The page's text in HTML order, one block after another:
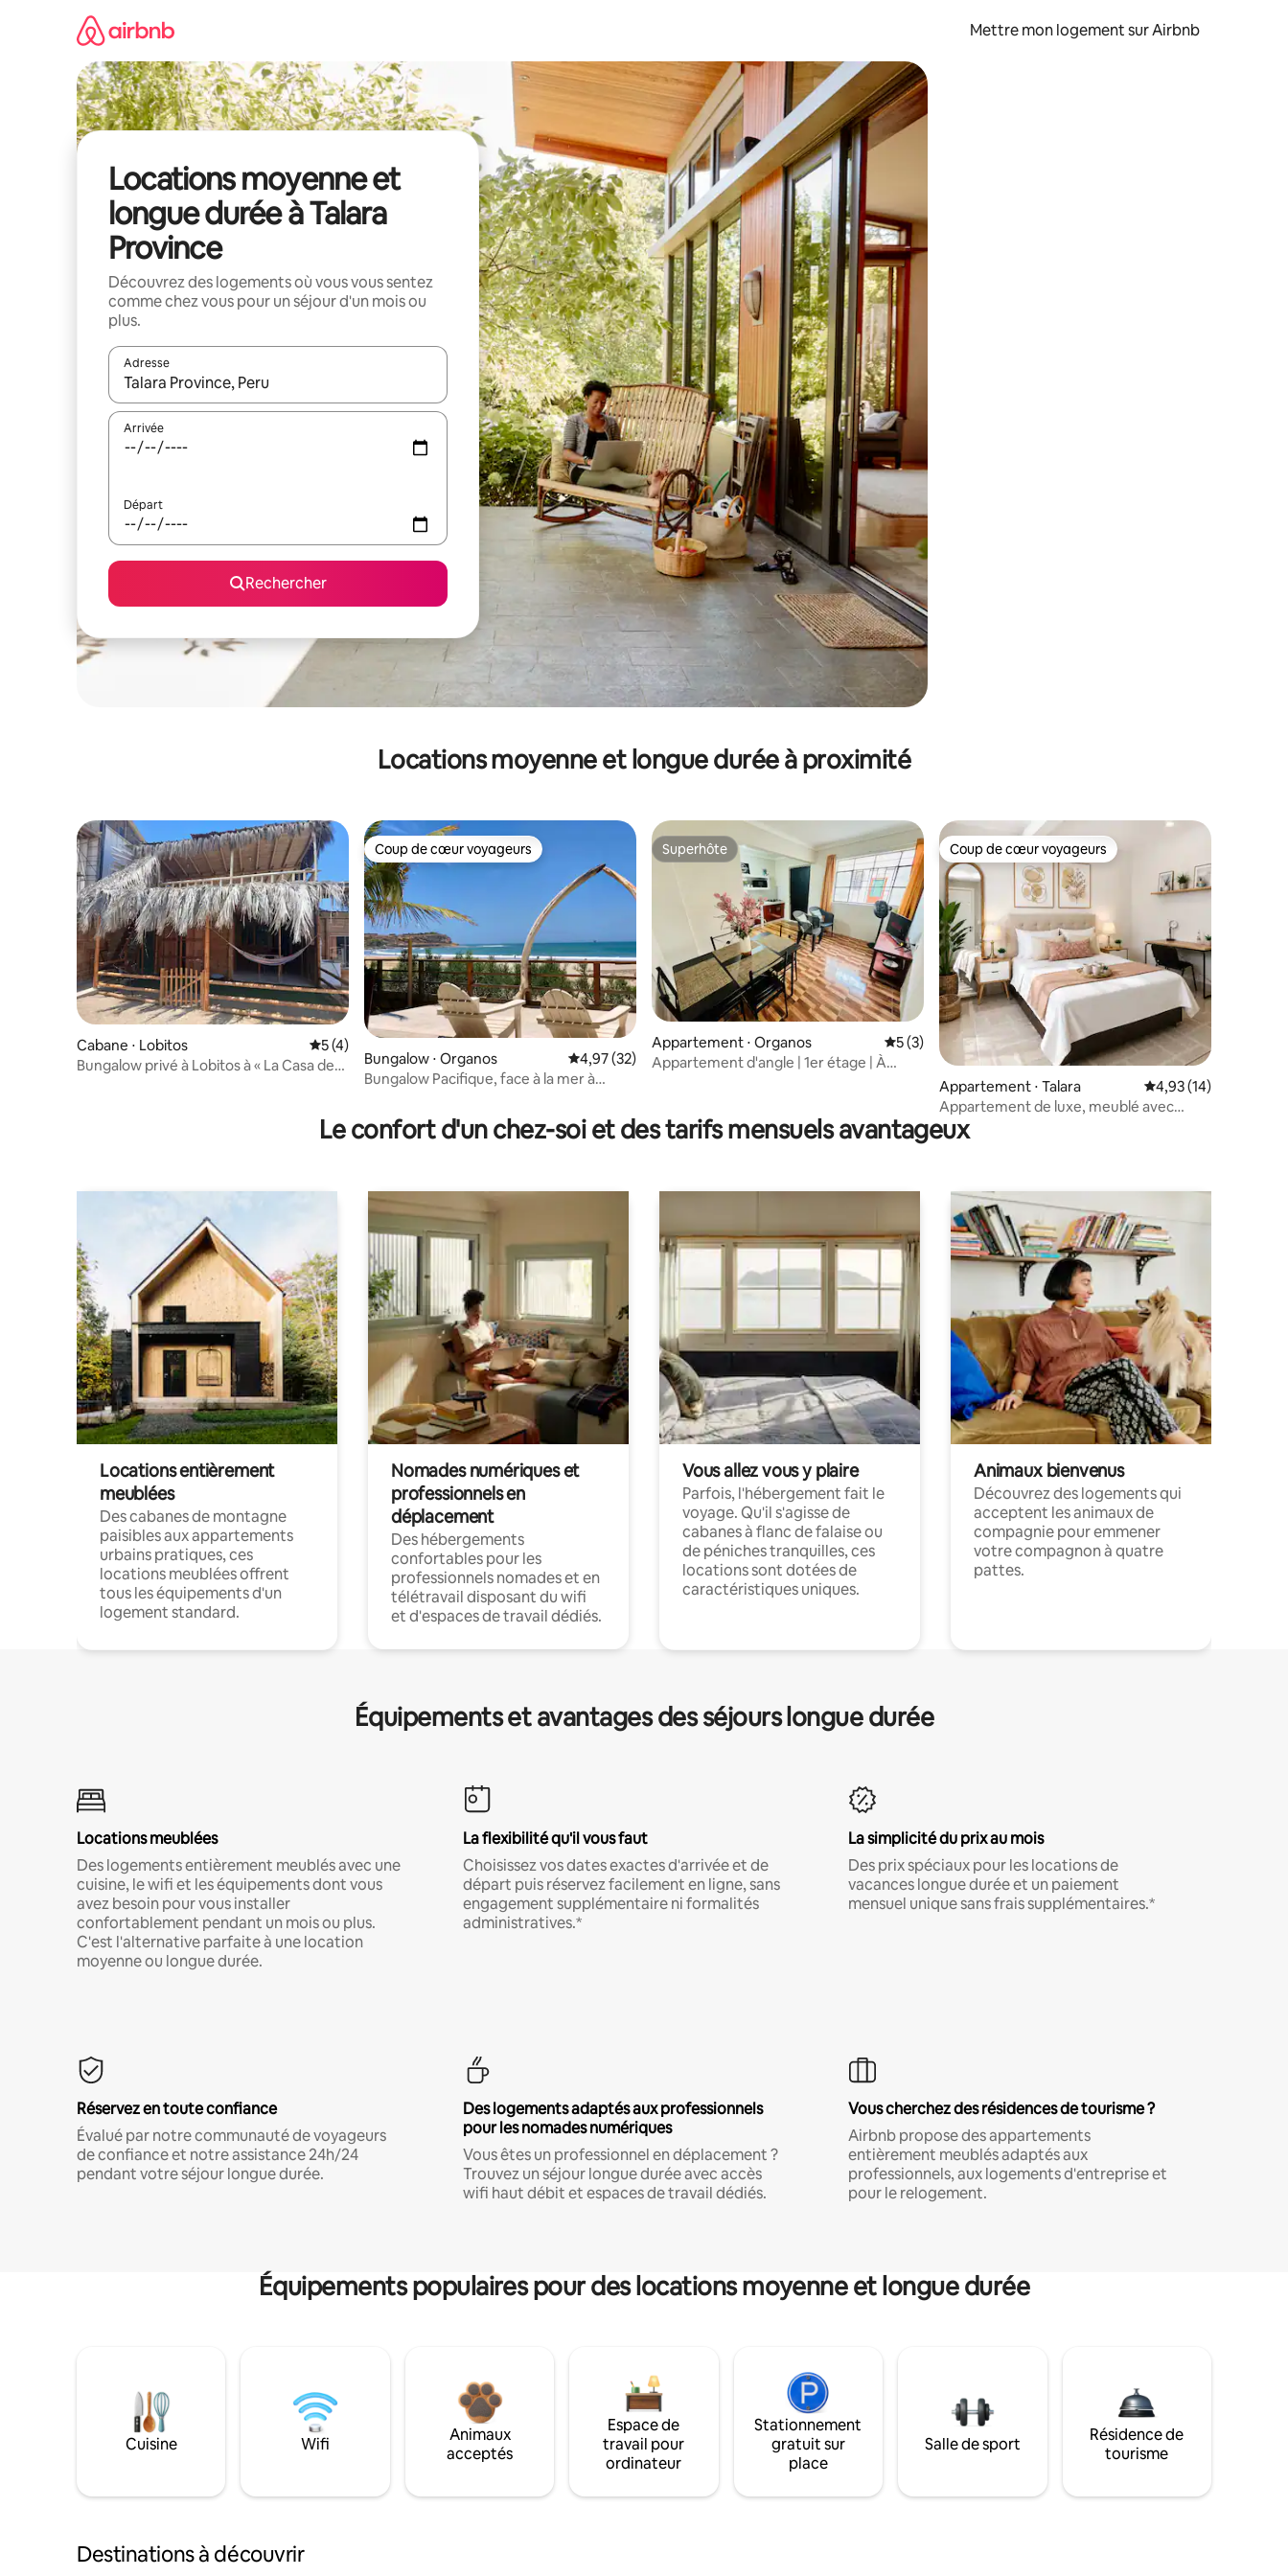
Mettre mon logement sur Airbnb
Locations moyenne et
longue durée à Talara
Province
Découvrez des logements où vous vous sentez
comme chez vous pour un séjour d'un mois ou
plus.
Adresse
Lorsque les résultats s'affichent, utilisez les flèches vers le haut et vers le bas pour les parcourir ou en appuyant et en faisant glisser.
Arrivée
Départ
Rechercher
Locations moyenne et longue durée à proximité
Cabane ⋅ Lobitos Évaluation moyenne sur la base de 4 commentaires : 5 sur 5
5 (4)
Bungalow privé à Lobitos à « La Casa de
Coup de cœur voyageurs
Coup de cœur voyageurs
Bungalow ⋅ Organos Évaluation moyenne sur la base de 32 commentaires : 4,97 sur 5
4,97 (32)
Bungalow Pacifique, face à la mer à
Superhôte
Superhôte
Appartement ⋅ Organos Évaluation moyenne sur la base de 3 commentaires : 5 sur 5
5 (3)
Appartement d'angle | 1er étage | À
Coup de cœur voyageurs
Coup de cœur voyageurs
Appartement ⋅ Talara Évaluation moyenne
4,93 (14)
Appartement de luxe, meublé avec
services inclus
Le confort d'un chez-soi et des tarifs mensuels avantageux
Locations entièrement
meublées
Des cabanes de montagne
paisibles aux appartements
urbains pratiques, ces
locations meublées offrent
tous les équipements d'un
logement standard.
Nomades numériques et
professionnels en
déplacement
Des hébergements
confortables pour les
professionnels nomades et en
télétravail disposant du wifi
et d'espaces de travail dédiés.
Vous allez vous y plaire
Parfois, l'hébergement fait le
voyage. Qu'il s'agisse de
cabanes à flanc de falaise ou
de péniches tranquilles, ces
locations sont dotées de
caractéristiques uniques.
Animaux bienvenus
Découvrez des logements qui
acceptent les animaux de
compagnie pour emmener
votre compagnon à quatre
pattes.
Équipements et avantages des séjours longue durée
Locations meublées
Des logements entièrement meublés avec une
cuisine, le wifi et les équipements dont vous
avez besoin pour vous installer
confortablement pendant un mois ou plus.
C'est l'alternative parfaite à une location
moyenne ou longue durée.
La flexibilité qu'il vous faut
Choisissez vos dates exactes d'arrivée et de
départ puis réservez facilement en ligne, sans
engagement supplémentaire ni formalités
administratives.*
La simplicité du prix au mois
Des prix spéciaux pour les locations de
vacances longue durée et un paiement
mensuel unique sans frais supplémentaires.*
Réservez en toute confiance
Évalué par notre communauté de voyageurs
de confiance et notre assistance 24h/24
pendant votre séjour longue durée.
Des logements adaptés aux professionnels
pour les nomades numériques
Vous êtes un professionnel en déplacement ?
Trouvez un séjour longue durée avec accès
wifi haut débit et espaces de travail dédiés.
Vous cherchez des résidences de tourisme ?
Airbnb propose des appartements
entièrement meublés adaptés aux
professionnels, aux logements d'entreprise et
pour le relogement.
Équipements populaires pour des locations moyenne et longue durée
Cuisine Wifi
Animaux
acceptés
Espace de
travail pour
ordinateur
Stationnement
gratuit sur
place
Salle de sport
Résidence de
tourisme
Destinations à découvrir